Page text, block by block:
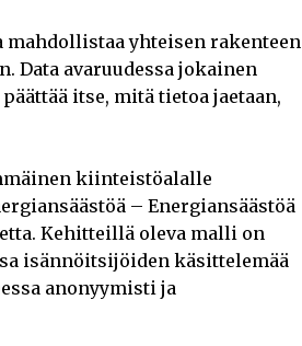
mahdollistaa yhteisen rakenteen
Data avaruudessa jokainen
itse, mitä tietoa jaetaan,
kiinteistöalalle
– Energiansäästöä
Kehitteillä oleva malli on
isännöitsijöiden käsittelemää
anonyymisti ja